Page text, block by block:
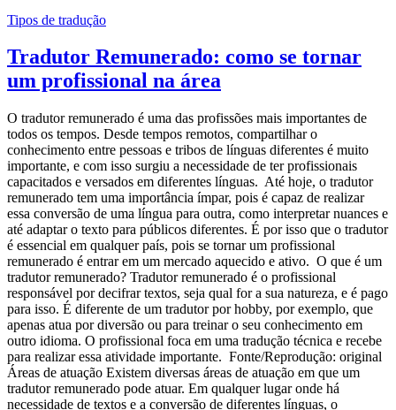
Tipos de tradução
Tradutor Remunerado: como se tornar
um profissional na área
O tradutor remunerado é uma das profissões mais importantes de
todos os tempos. Desde tempos remotos, compartilhar o
conhecimento entre pessoas e tribos de línguas diferentes é muito
importante, e com isso surgiu a necessidade de ter profissionais
capacitados e versados em diferentes línguas. Até hoje, o tradutor
remunerado tem uma importância ímpar, pois é capaz de realizar
essa conversão de uma língua para outra, como interpretar nuances e
até adaptar o texto para públicos diferentes. É por isso que o tradutor
é essencial em qualquer país, pois se tornar um profissional
remunerado é entrar em um mercado aquecido e ativo. O que é um
tradutor remunerado? Tradutor remunerado é o profissional
responsável por decifrar textos, seja qual for a sua natureza, e é pago
para isso. É diferente de um tradutor por hobby, por exemplo, que
apenas atua por diversão ou para treinar o seu conhecimento em
outro idioma. O profissional foca em uma tradução técnica e recebe
para realizar essa atividade importante. Fonte/Reprodução: original
Áreas de atuação Existem diversas áreas de atuação em que um
tradutor remunerado pode atuar. Em qualquer lugar onde há
necessidade de textos e a conversão de diferentes línguas, o